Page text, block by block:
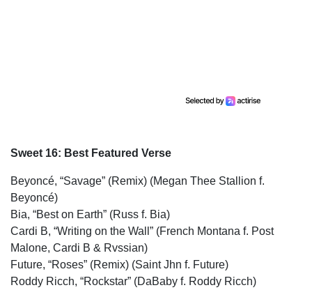
Sweet 16: Best Featured Verse
Beyoncé, “Savage” (Remix) (Megan Thee Stallion f.
Beyoncé)
Bia, “Best on Earth” (Russ f. Bia)
Cardi B, “Writing on the Wall” (French Montana f. Post
Malone, Cardi B & Rvssian)
Future, “Roses” (Remix) (Saint Jhn f. Future)
Roddy Ricch, “Rockstar” (DaBaby f. Roddy Ricch)